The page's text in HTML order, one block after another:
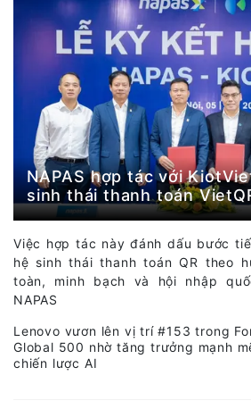
NAPAS hợp tác với
sinh thái thanh toán
Việc hợp tác này đánh dấu bước
hệ sinh thái thanh toán QR theo
toàn, minh bạch và hội nhập
NAPAS
Lenovo vươn lên vị trí #153 trong
Global 500 nhờ tăng trưởng mạnh
chiến lược AI